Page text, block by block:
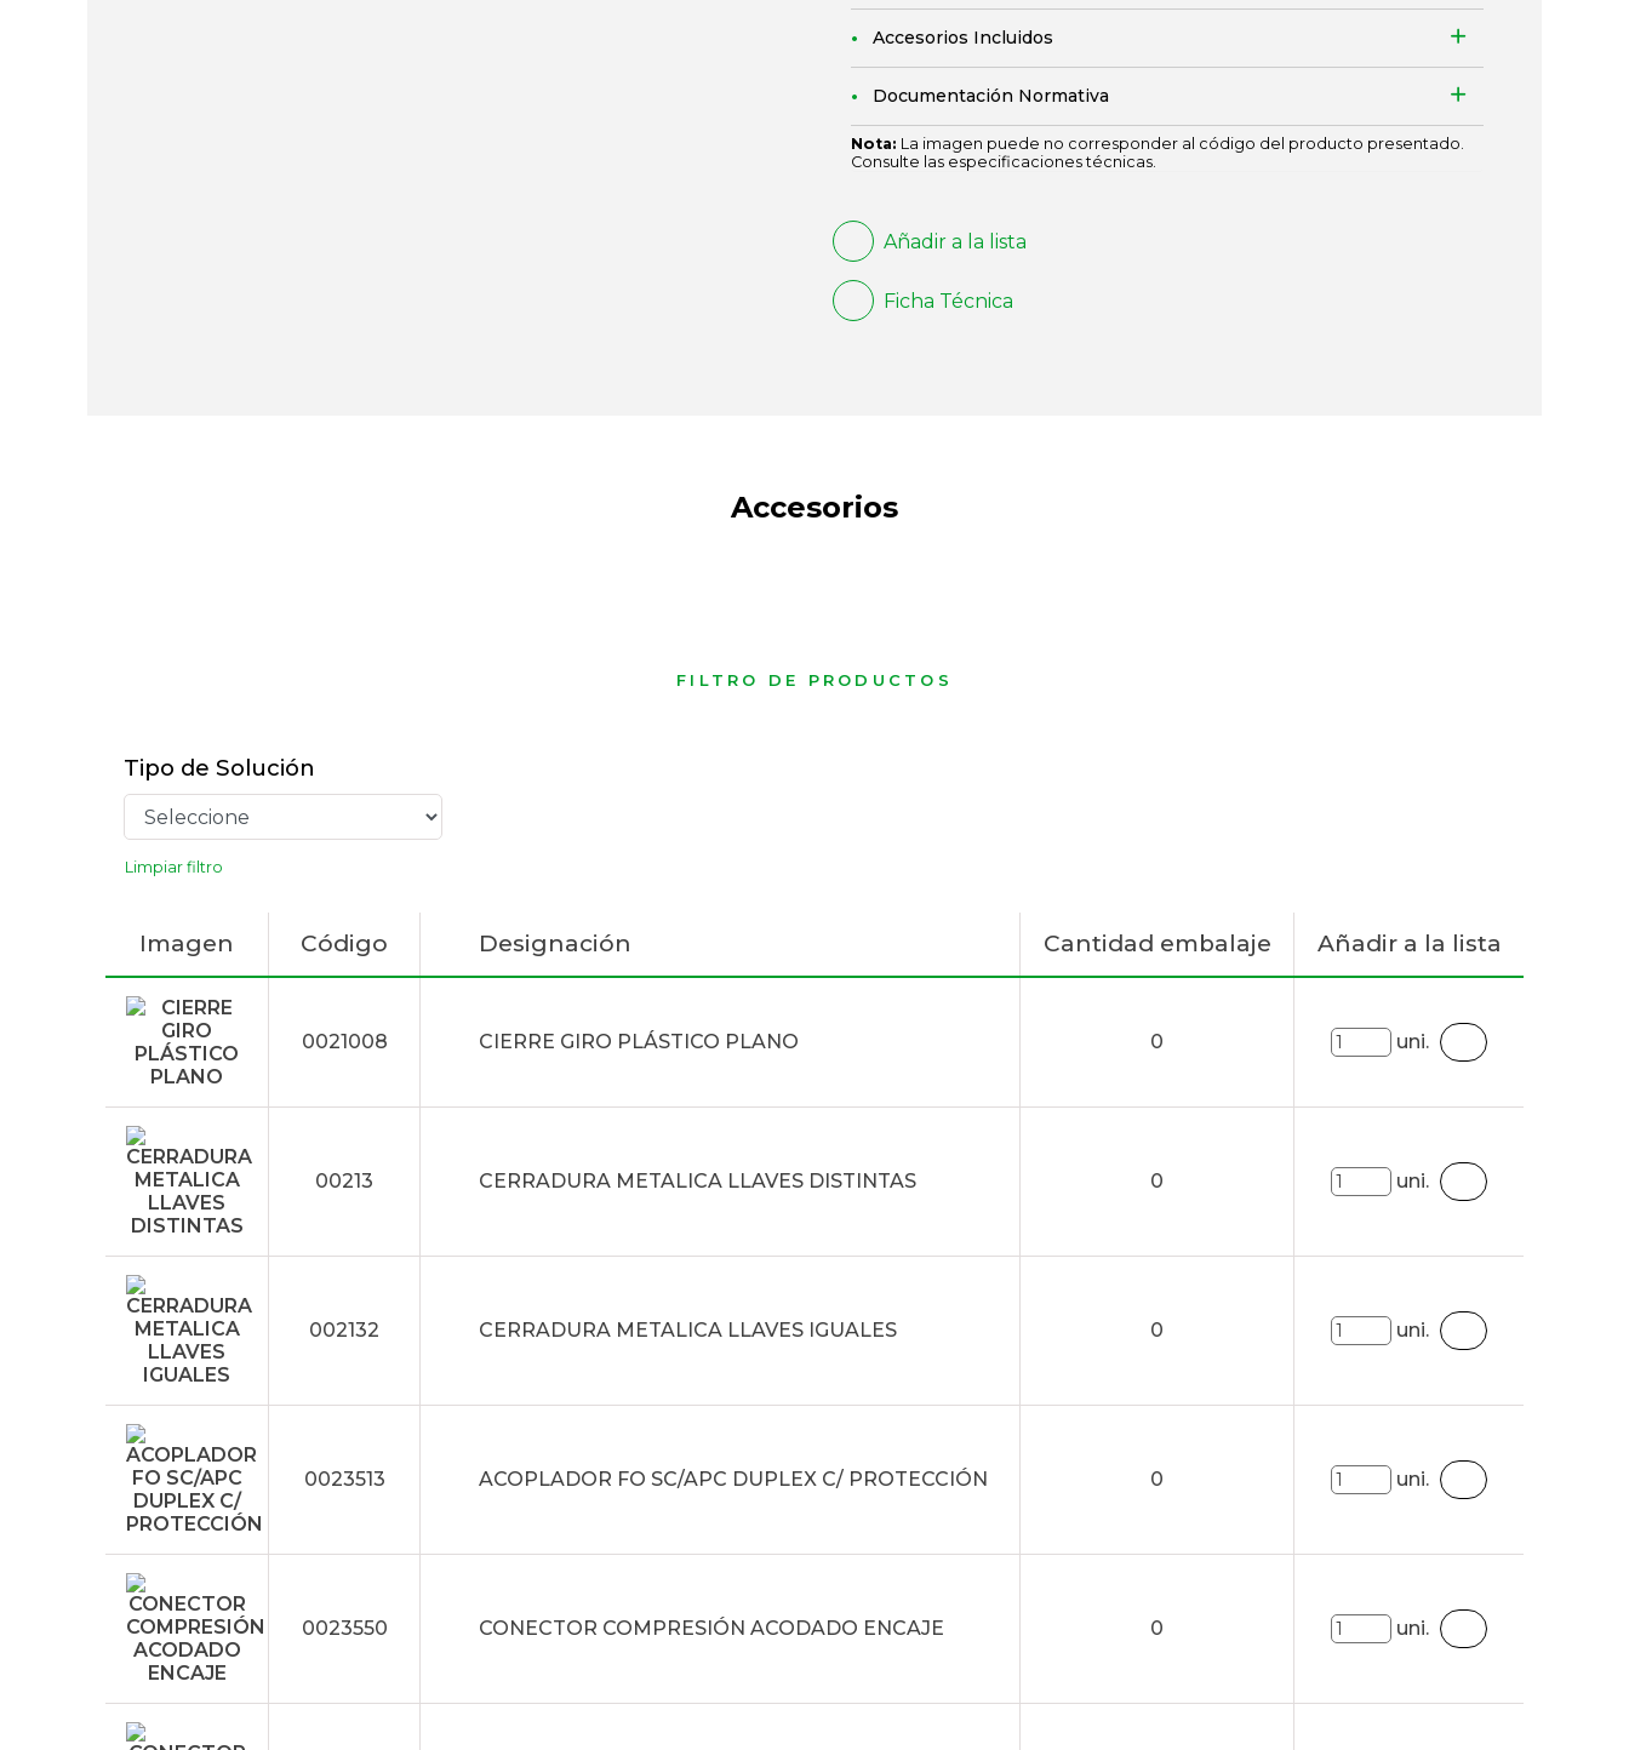
Accesorios Incluidos
Documentación Normativa
Nota: La imagen puede no corresponder al código del producto presentado.
Consulte las especificaciones técnicas.
Añadir a la lista
Ficha Técnica
Accesorios
FILTRO DE PRODUCTOS
Tipo de Solución
Limpiar filtro
Imagen Código Designación Cantidad embalaje Añadir a la lista
0021008 CIERRE GIRO PLÁSTICO PLANO 0 uni.
00213 CERRADURA METALICA LLAVES DISTINTAS 0 uni.
002132 CERRADURA METALICA LLAVES IGUALES 0 uni.
0023513 ACOPLADOR FO SC/APC DUPLEX C/ PROTECCIÓN 0 uni.
0023550 CONECTOR COMPRESIÓN ACODADO ENCAJE 0 uni.